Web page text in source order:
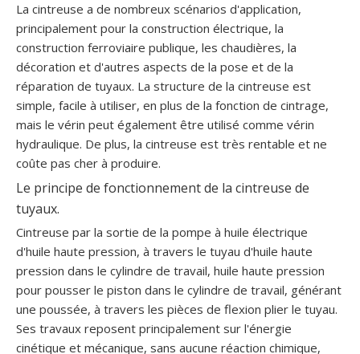
La cintreuse a de nombreux scénarios d'application,
principalement pour la construction électrique, la
construction ferroviaire publique, les chaudières, la
décoration et d'autres aspects de la pose et de la
réparation de tuyaux. La structure de la cintreuse est
simple, facile à utiliser, en plus de la fonction de cintrage,
mais le vérin peut également être utilisé comme vérin
hydraulique. De plus, la cintreuse est très rentable et ne
coûte pas cher à produire.
Le principe de fonctionnement de la cintreuse de
tuyaux.
Cintreuse par la sortie de la pompe à huile électrique
d'huile haute pression, à travers le tuyau d'huile haute
pression dans le cylindre de travail, huile haute pression
pour pousser le piston dans le cylindre de travail, générant
une poussée, à travers les pièces de flexion plier le tuyau.
Ses travaux reposent principalement sur l'énergie
cinétique et mécanique, sans aucune réaction chimique,